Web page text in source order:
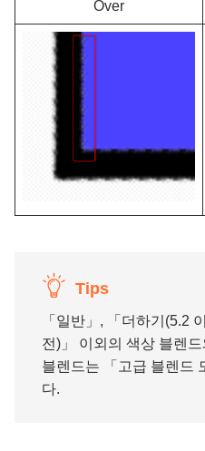
Over
Tips
「일반」, 「더하기(5.2
전)」 이외의 색상 블렌
블렌드는 「고급 블렌드
다.